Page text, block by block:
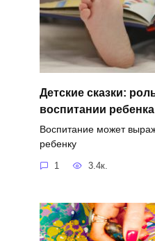
Детские сказки:
воспитании ребенка
Воспитание может
ребенку
1 3.4к.